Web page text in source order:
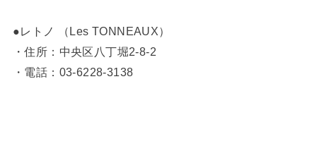
●レトノ （Les TONNEAUX）
・住所：中央区八丁堀2-8-2
・電話：03-6228-3138